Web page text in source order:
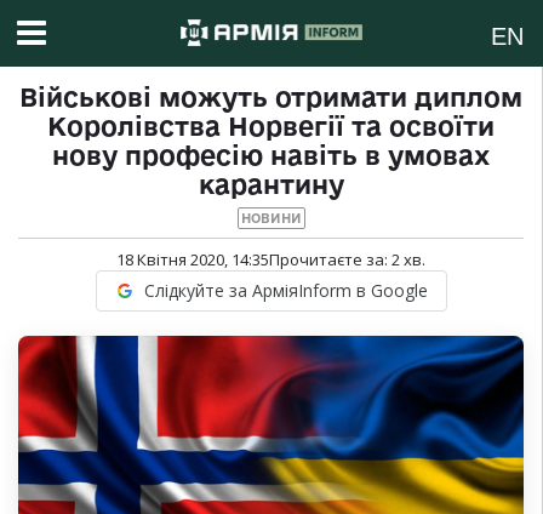
EN
Військові можуть отримати диплом
Королівства Норвегії та освоїти
нову професію навіть в умовах
карантину
НОВИНИ
18 Квітня 2020, 14:35Прочитаєте за: 2хв.
Слідкуйте за АрміяInform в Google